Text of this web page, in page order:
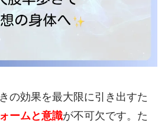
の効果を最大限に引き出すた
ームと意識が不可欠です。た